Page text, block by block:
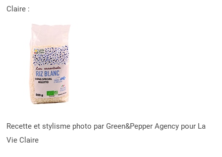
Claire :
Recette et stylisme photo par Green&Pepper Agency pour La
Vie Claire